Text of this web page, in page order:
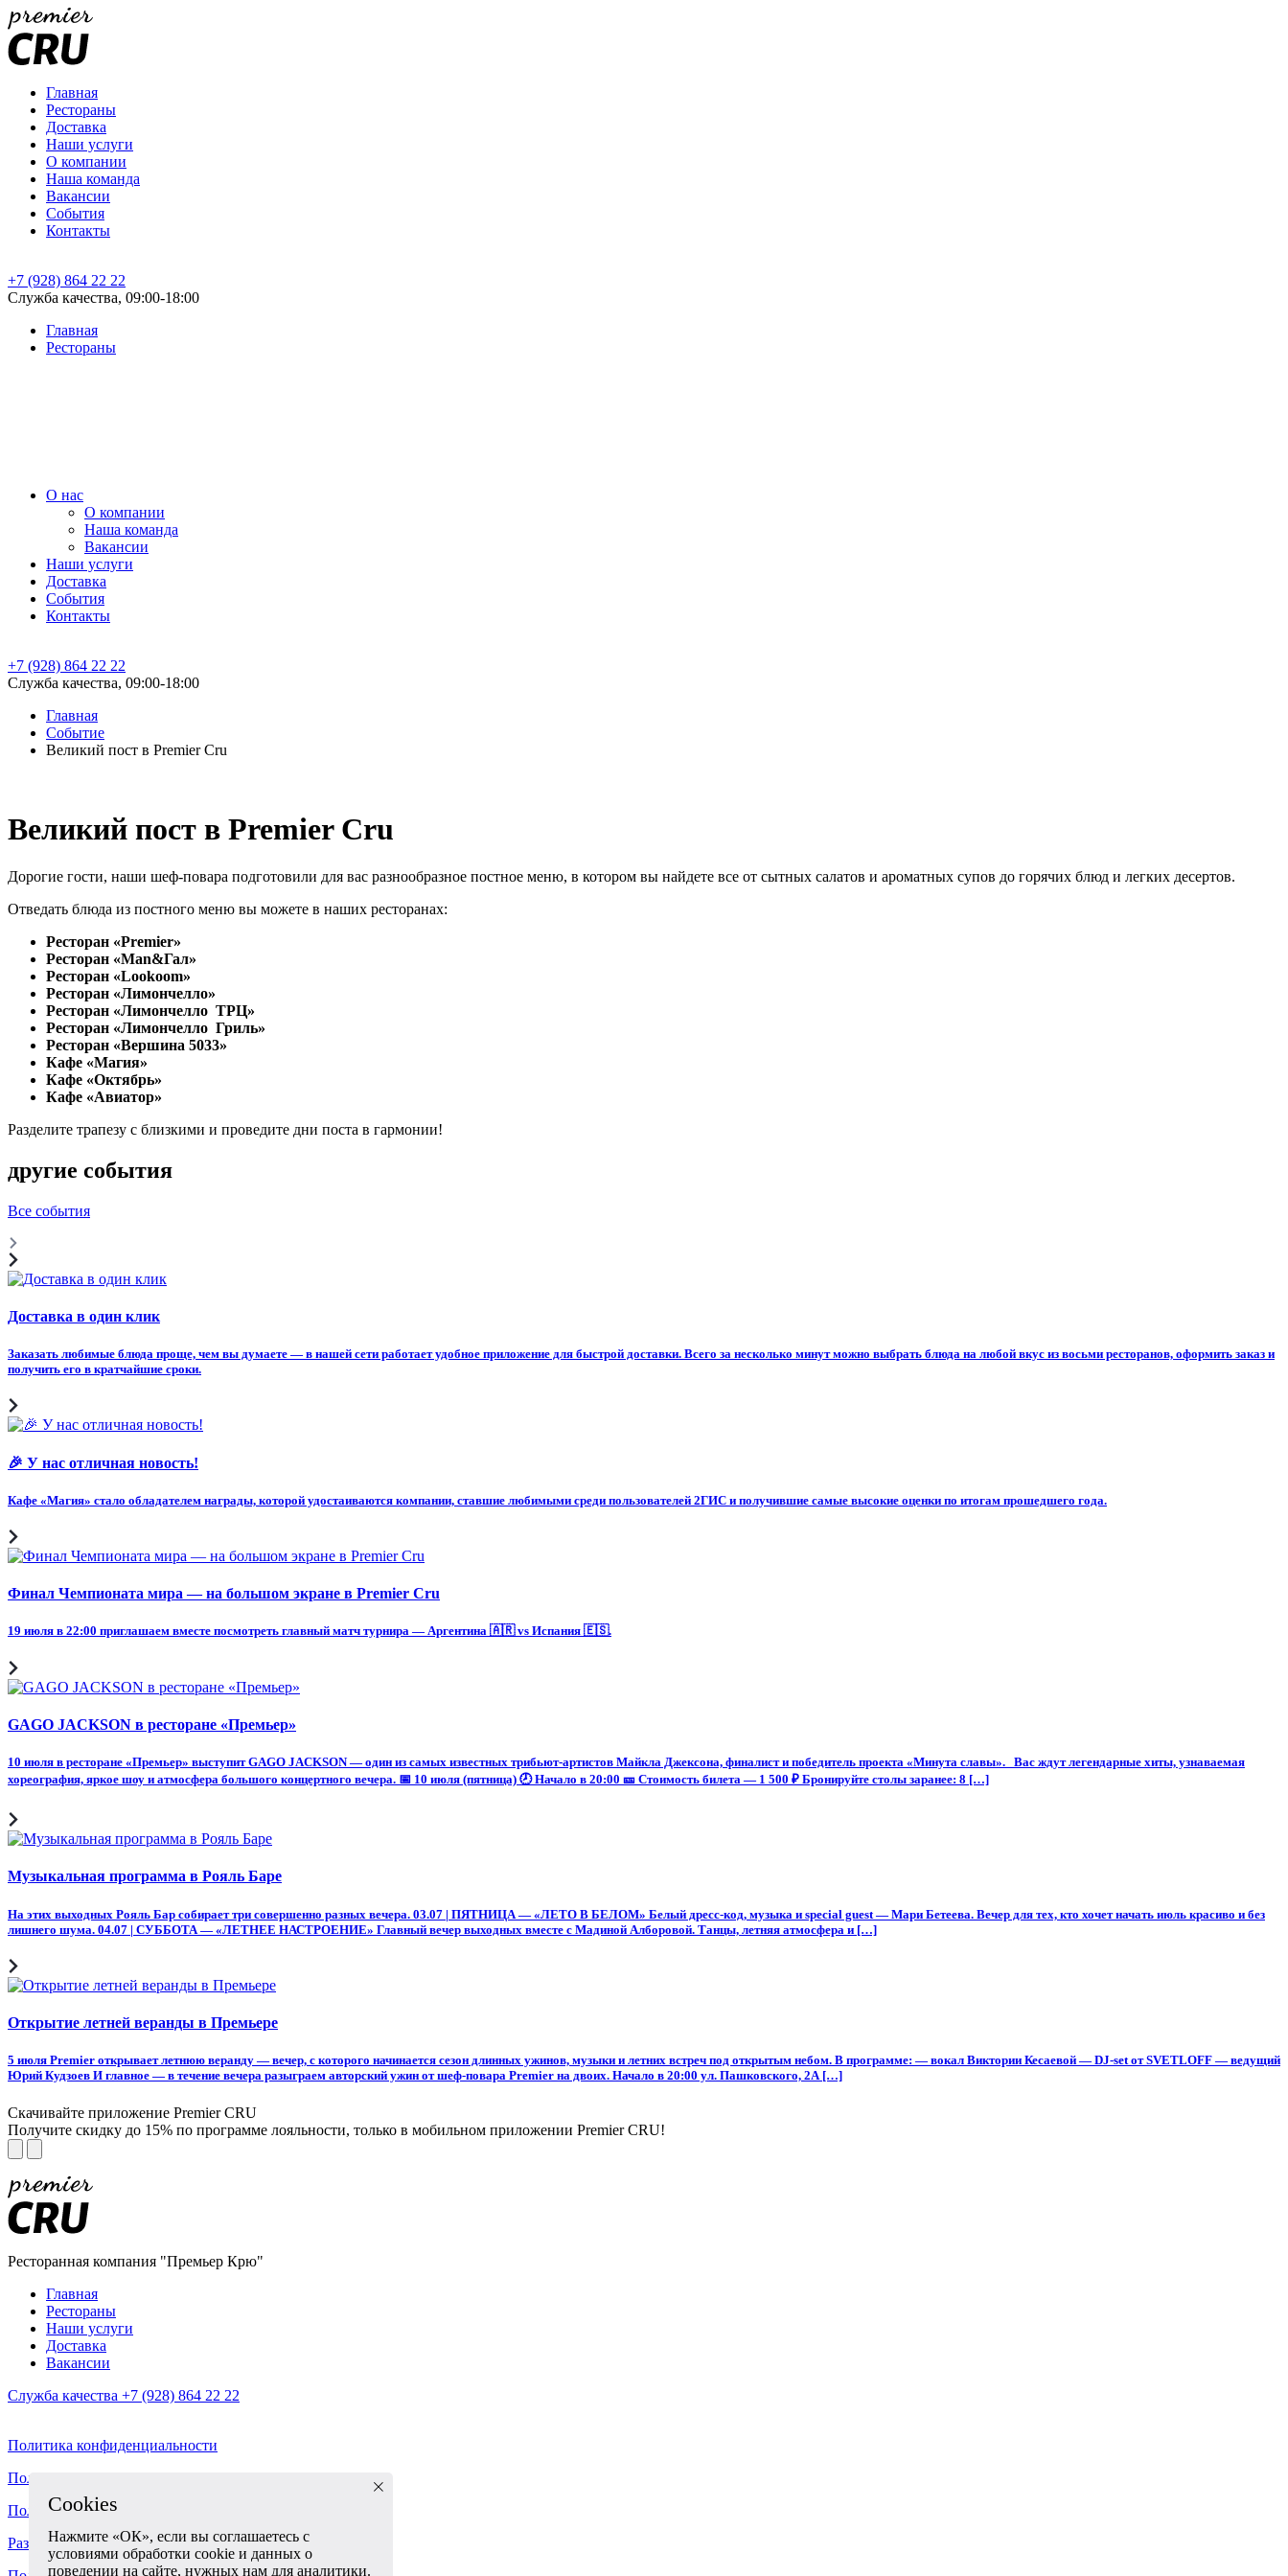
Главная
Рестораны
Доставка
Наши услуги
О компании
Наша команда
Вакансии
События
Контакты
+7 (928) 864 22 22
Служба качества, 09:00-18:00
Главная
Рестораны
О нас
О компании
Наша команда
Вакансии
Наши услуги
Доставка
События
Контакты
+7 (928) 864 22 22
Служба качества, 09:00-18:00
Cookies
Нажмите «ОК», если вы соглашаетесь с
условиями обработки cookie и данных о
поведении на сайте, нужных нам для аналитики.
Главная
Событие
Великий пост в Premier Cru
Великий пост в Premier Cru
Дорогие гости, наши шеф-повара подготовили для вас разнообразное постное меню, в котором вы найдете все от сытных салатов и ароматных супов до горячих блюд и легких десертов.
Отведать блюда из постного меню вы можете в наших ресторанах:
Ресторан «Premier»
Ресторан «Маn&Гал»
Ресторан «Lookoom»
Ресторан «Лимончелло»
Ресторан «Лимончелло ТРЦ»
Ресторан «Лимончелло Гриль»
Ресторан «Вершина 5033»
Кафе «Магия»
Кафе «Октябрь»
Кафе «Авиатор»
Разделите трапезу с близкими и проведите дни поста в гармонии!
другие события
Все события
Доставка в один клик
Заказать любимые блюда проще, чем вы думаете — в нашей сети работает удобное приложение для быстрой доставки. Всего за несколько минут можно выбрать блюда на любой вкус из восьми ресторанов, оформить заказ и
получить его в кратчайшие сроки.
🎉 У нас отличная новость!
Кафе «Магия» стало обладателем награды, которой удостаиваются компании, ставшие любимыми среди пользователей 2ГИС и получившие самые высокие оценки по итогам прошедшего года.
Финал Чемпионата мира — на большом экране в Premier Cru
19 июля в 22:00 приглашаем вместе посмотреть главный матч турнира — Аргентина 🇦🇷 vs Испания 🇪🇸.
GAGO JACKSON в ресторане «Премьер»
10 июля в ресторане «Премьер» выступит GAGO JACKSON — один из самых известных трибьют-артистов Майкла Джексона, финалист и победитель проекта «Минута славы». Вас ждут легендарные хиты, узнаваемая
хореография, яркое шоу и атмосфера большого концертного вечера. 📅 10 июля (пятница) 🕗 Начало в 20:00 🎫 Стоимость билета — 1 500 ₽ Бронируйте столы заранее: 8 […]
Музыкальная программа в Рояль Баре
На этих выходных Рояль Бар собирает три совершенно разных вечера. 03.07 | ПЯТНИЦА — «ЛЕТО В БЕЛОМ» Белый дресс-код, музыка и special guest — Мари Бетеева. Вечер для тех, кто хочет начать июль красиво и без
лишнего шума. 04.07 | СУББОТА — «ЛЕТНЕЕ НАСТРОЕНИЕ» Главный вечер выходных вместе с Мадиной Алборовой. Танцы, летняя атмосфера и […]
Открытие летней веранды в Премьере
5 июля Premier открывает летнюю веранду — вечер, с которого начинается сезон длинных ужинов, музыки и летних встреч под открытым небом. В программе: — вокал Виктории Кесаевой — DJ-set от SVETLOFF — ведущий
Юрий Кудзоев И главное — в течение вечера разыграем авторский ужин от шеф-повара Premier на двоих. Начало в 20:00 ул. Пашковского, 2А […]
Скачивайте приложение Premier CRU
Получите скидку до 15% по программе лояльности, только в мобильном приложении Premier CRU!
Ресторанная компания "Премьер Крю"
Главная
Рестораны
Наши услуги
Доставка
Вакансии
Служба качества +7 (928) 864 22 22
Политика конфиденциальности
Политика Оплаты и Возвратов
Пользовательское соглашение
Разработка корпоративного сайта - ABETA